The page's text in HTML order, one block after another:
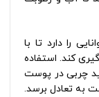
را دارد تا با
کند. استفاده
چربی در پوست
به تعادل برسد.